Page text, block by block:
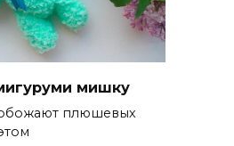
мишку
плюшевых